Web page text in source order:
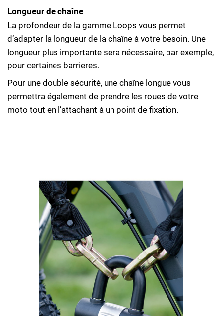
Longueur de chaîne
La profondeur de la gamme Loops vous permet
d’adapter la longueur de la chaîne à votre besoin. Une
longueur plus importante sera nécessaire, par exemple,
pour certaines barrières.
Pour une double sécurité, une chaîne longue vous
permettra également de prendre les roues de votre
moto tout en l’attachant à un point de fixation.